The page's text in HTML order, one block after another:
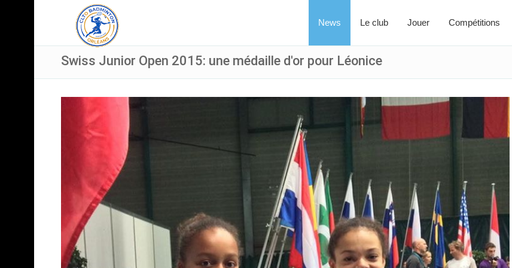
News Le club Jouer Compétitions
Swiss Junior Open 2015: une médaille d'or pour Léonice